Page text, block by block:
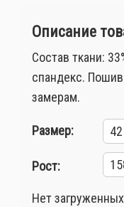
Описание
Состав ткани:
спандекс.
замерам.
Размер:
Рост:
Нет